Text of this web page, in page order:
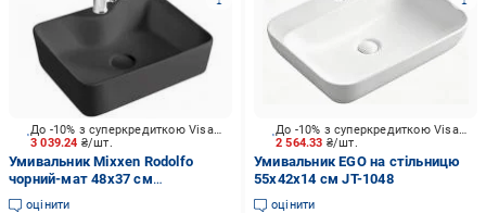
3 039.24 ₴/шт.
До -10% з суперкредиткою Visa Вигода
Умивальник Mixxen Rodolfo
чорний-мат 48x37 см
MXJI0844BL
оцінити
2 564.33 ₴/шт.
До -10% з суперкредиткою Visa Вигода
Умивальник EGO на стільницю
55х42х14 см JT-1048
оцінити